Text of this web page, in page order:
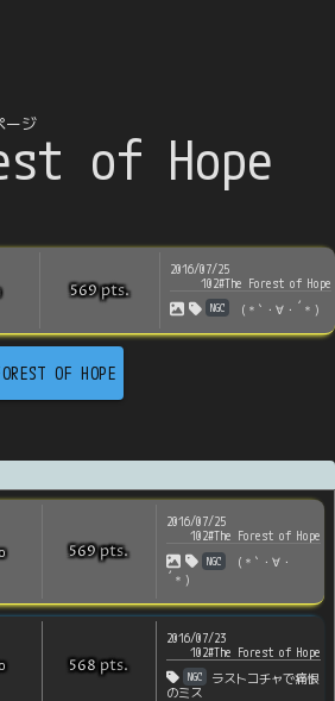
ージ
of Hope
569pts.
2016/07/25
102#The Forest of Hope
NGC （＊`・∀・´＊）
OF HOPE
569pts.
2016/07/25
102#The Forest of Hope
NGC
（＊`・∀・
´＊）
568 pts.
2016/07/23
102#The Forest of Hope
NGC
ラストコチャで痛恨
のミス